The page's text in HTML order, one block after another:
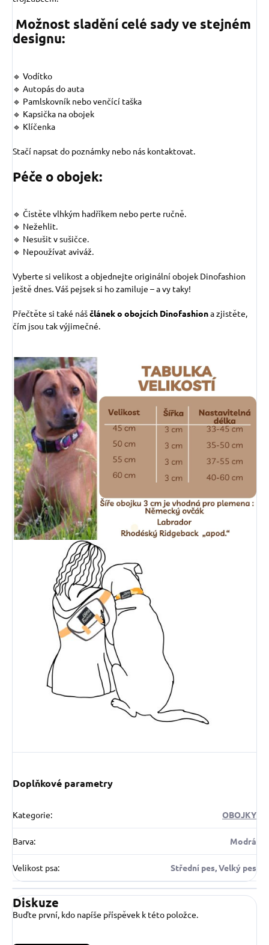
Možnost sladění celé sady ve stejném
designu:
🔹 Vodítko
🔹 Autopás do auta
🔹 Pamlskovník nebo venčící taška
🔹 Kapsička na obojek
🔹 Klíčenka
Stačí napsat do poznámky nebo nás kontaktovat.
Péče o obojek:
🔹 Čistěte vlhkým hadříkem nebo perte ručně.
🔹 Nežehlit.
🔹 Nesušit v sušičce.
🔹 Nepoužívat aviváž.
Vyberte si velikost a objednejte originální obojek Dinofashion
ještě dnes. Váš pejsek si ho zamiluje – a vy taky!
Přečtěte si také náščlánek o obojcích Dinofashiona zjistěte,
čím jsou tak výjimečné.
Doplňkové parametry
Kategorie: OBOJKY
Barva: Modrá
Velikost psa: Střední pes, Velký pes
Diskuze
Buďte první, kdo napíše příspěvek k této položce.